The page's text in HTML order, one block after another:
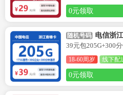
0元领取
随机号码 电信浙
39元包205G+300
18-60周岁 线下配
0元领取